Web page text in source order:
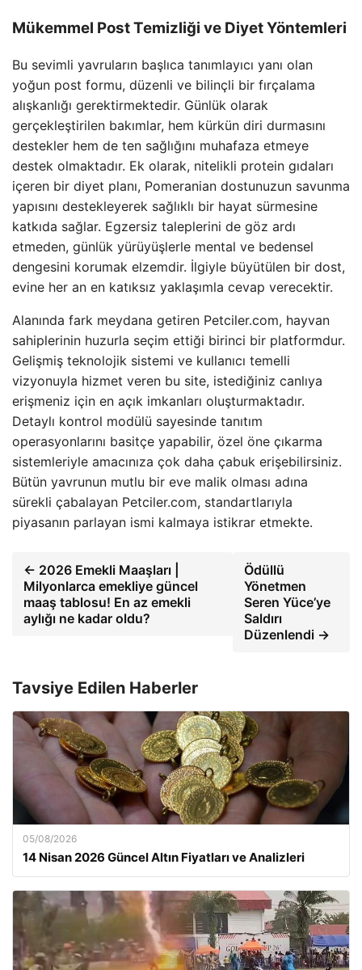
Mükemmel Post Temizliği ve Diyet Yöntemleri
Bu sevimli yavruların başlıca tanımlayıcı yanı olan
yoğun post formu, düzenli ve bilinçli bir fırçalama
alışkanlığı gerektirmektedir. Günlük olarak
gerçekleştirilen bakımlar, hem kürkün diri durmasını
destekler hem de ten sağlığını muhafaza etmeye
destek olmaktadır. Ek olarak, nitelikli protein gıdaları
içeren bir diyet planı, Pomeranian dostunuzun savunma
yapısını destekleyerek sağlıklı bir hayat sürmesine
katkıda sağlar. Egzersiz taleplerini de göz ardı
etmeden, günlük yürüyüşlerle mental ve bedensel
dengesini korumak elzemdir. İlgiyle büyütülen bir dost,
evine her an en katıksız yaklaşımla cevap verecektir.
Alanında fark meydana getiren Petciler.com, hayvan
sahiplerinin huzurla seçim ettiği birinci bir platformdur.
Gelişmiş teknolojik sistemi ve kullanıcı temelli
vizyonuyla hizmet veren bu site, istediğiniz canlıya
erişmeniz için en açık imkanları oluşturmaktadır.
Detaylı kontrol modülü sayesinde tanıtım
operasyonlarını basitçe yapabilir, özel öne çıkarma
sistemleriyle amacınıza çok daha çabuk erişebilirsiniz.
Bütün yavrunun mutlu bir eve malik olması adına
sürekli çabalayan Petciler.com, standartlarıyla
piyasanın parlayan ismi kalmaya istikrar etmekte.
← 2026 Emekli Maaşları |
Milyonlarca emekliye güncel
maaş tablosu! En az emekli
aylığı ne kadar oldu?
Ödüllü
Yönetmen
Seren Yüce’ye
Saldırı
Düzenlendi →
Tavsiye Edilen Haberler
05/08/2026
14 Nisan 2026 Güncel Altın Fiyatları ve Analizleri